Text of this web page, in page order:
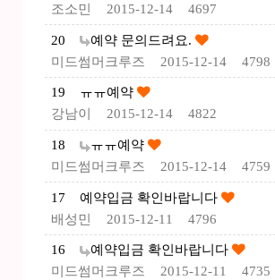
조소민
2015-12-14 4697
20
예약 문의드려요.
미드썸머크루즈
2015-12-14 4798
19
ㅠㅠ예약
강남이
2015-12-14 4822
18
ㅠㅠ예약
미드썸머크루즈
2015-12-14 4759
17
예약입금 확인바랍니다
배성민
2015-12-11 4796
16
예약입금 확인바랍니다
미드썸머크루즈
2015-12-11 4735